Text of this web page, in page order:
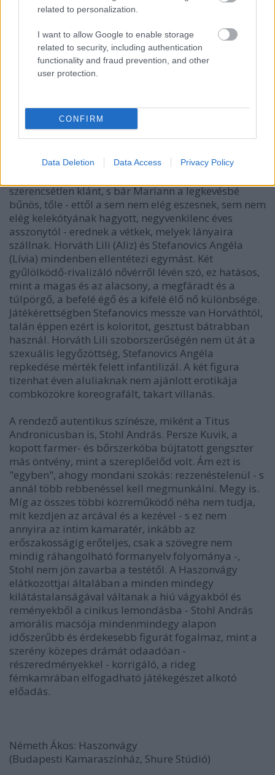
related to personalization.
I want to allow Google to enable storage
related to security, including authentication
functionality and fraud prevention, and other
user protection.
CONFIRM
Data Deletion Data Access Privacy Policy
lóbálása, a köröző fénycsóva olyan artisztikus
eszköz, amelyet - akárcsak az erre-arra vakító
reflektorokat - Soós szívesen, ügyesen vet be (bár az
illúzióromboló, ha az agyonlőtt fickó égő lámpával
iszkol ki a feketébe borított színről).
magjában négy színésznek jut hely. Az egyik Tordai:
szerencsétlen klánt, s bár Mariann a legkevésbé
bűnös, tőle - ettől a sem nem elég eszesnek, sem nem
elég kelekótyának hagyott, negyvenkilenc éves
asszonytól - erednek a vétkek, melyek lányaira
szállnak. Horváth Lili (Aliz) és Stefanovics Angéla
(Lívia) mindenben ellentétezi egymást. Két
gyűlölködő-rivalizáló nővérről lévén szó, ez hatásos,
mint a magas és az alacsony, a megfáradt és a
túlpörgő, a befelé égő és a kifelé élő nő különbsége.
Játékérettségben Stefanovics messze van Horváthtól,
talán éppen ezért is koloritot, gesztust bátrabban
használ. Horváth Lili szoborszerűségén nem üt át a
szexuális legyőzöttség, Stefanovics Angéla
repkedése mérték felett infantilizál. A két figura
tizenhat éven aluliaknak nem ajánlott erotikája
combközökre koreografált, takart villanás.
A rendező autentikus színésze, miként a Titus
Andronicusban is, Stohl András. Persze Kuvik, a
kopott farmer- és bőrszerkóba bújtatott gengszter
más öntvény, mint a szereplőelőd volt. Ám ezt is
"egyben", ahogy mondani szokás: rezzenéstelenül - s
annál több rebbenéssel kell megmunkálni. Megy is.
Míg az összes többi közreműködő néha nem tudja,
mit kezdjen az arcával és a kezével - s ez nem
annyira az intim kamaratér, inkább az
erőszakosságig erőteljes, csak a szövegre nem
mindig ráhangolható formanyelv folyománya -,
Stohl nem jön zavarba a testétől. A Haszonvágy
elátkozottjai általában a minden mindegy
kilátástalanságával váltanak a hiú vágyakból és
reményekből a cinikus lemondásba - Stohl András
amorális macsója mindenmindegy alapon
időszerűbb és érdekesebb figurát fogalmaz, mint a
szerény közepes drámát odaadóan -
részeredményekkel - korrigáló, a rideg
fémkamrában elfogadható játékegészet alkotó
előadás.
Németh Ákos: Haszonvágy
(Budapesti Kamaraszínház, Shure Stúdió)